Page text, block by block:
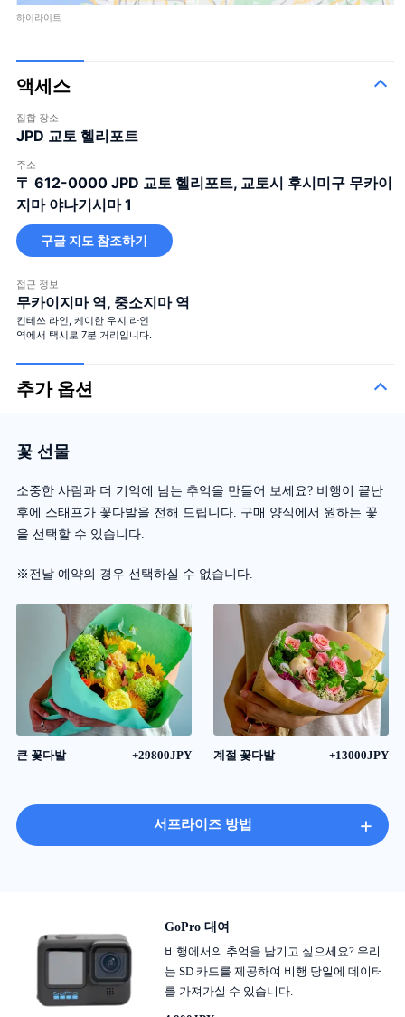
하이라이트
액세스
집합 장소
JPD 교토 헬리포트
주소
〒 612-0000 JPD 교토 헬리포트, 교토시 후시미구 무카이
지마 야나기시마 1
구글 지도 참조하기
접근 정보
무카이지마 역, 중소지마 역
킨테쓰 라인, 케이한 우지 라인
역에서 택시로 7분 거리입니다.
추가 옵션
꽃 선물
소중한 사람과 더 기억에 남는 추억을 만들어 보세요? 비행이 끝난
후에 스태프가 꽃다발을 전해 드립니다. 구매 양식에서 원하는 꽃
을 선택할 수 있습니다.
※전날 예약의 경우 선택하실 수 없습니다.
큰 꽃다발 +29800JPY 계절 꽃다발 +13000JPY
서프라이즈 방법 +
GoPro 대여
비행에서의 추억을 남기고 싶으세요? 우리
는 SD 카드를 제공하여 비행 당일에 데이터
를 가져가실 수 있습니다.